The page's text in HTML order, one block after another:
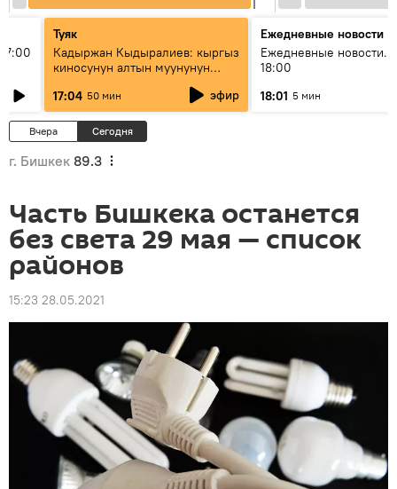
Туяк
Кадыржан Кыдыралиев: кыргыз
киносунун алтын муунунун
17:04 50 мин эфир
Ежедневные новости
Ежедневные новости.
18:00
18:01 5 мин
Вчера Сегодня
г. Бишкек 89.3
Часть Бишкека останется
без света 29 мая — список
районов
15:23 28.05.2021